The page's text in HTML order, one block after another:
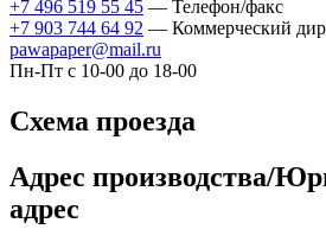
+7 496 519 55 45 — Телефон/факс
+7 903 744 64 92 — Коммерческий
pawapaper@mail.ru
Пн-Пт с 10-00 до 18-00
Схема проезда
Адрес производства/
адрес